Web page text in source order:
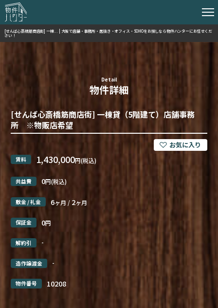
[せんば心斎橋筋商店街] 一棟... | 大阪で店舗・事務所・居抜き・オフィス・SOHOをお探しなら物件ハンターにお任せくだ
さい！
Detail
物件詳細
[せんば心斎橋筋商店街] 一棟貸（5階建て）店舗事務
所 ※物販店希望
賃料 1,430,000円(税込)
共益費 0円(税込)
敷金 / 礼金 6ヶ月 / 2ヶ月
保証金 0円
解約引 -
造作譲渡金 -
物件番号 10208